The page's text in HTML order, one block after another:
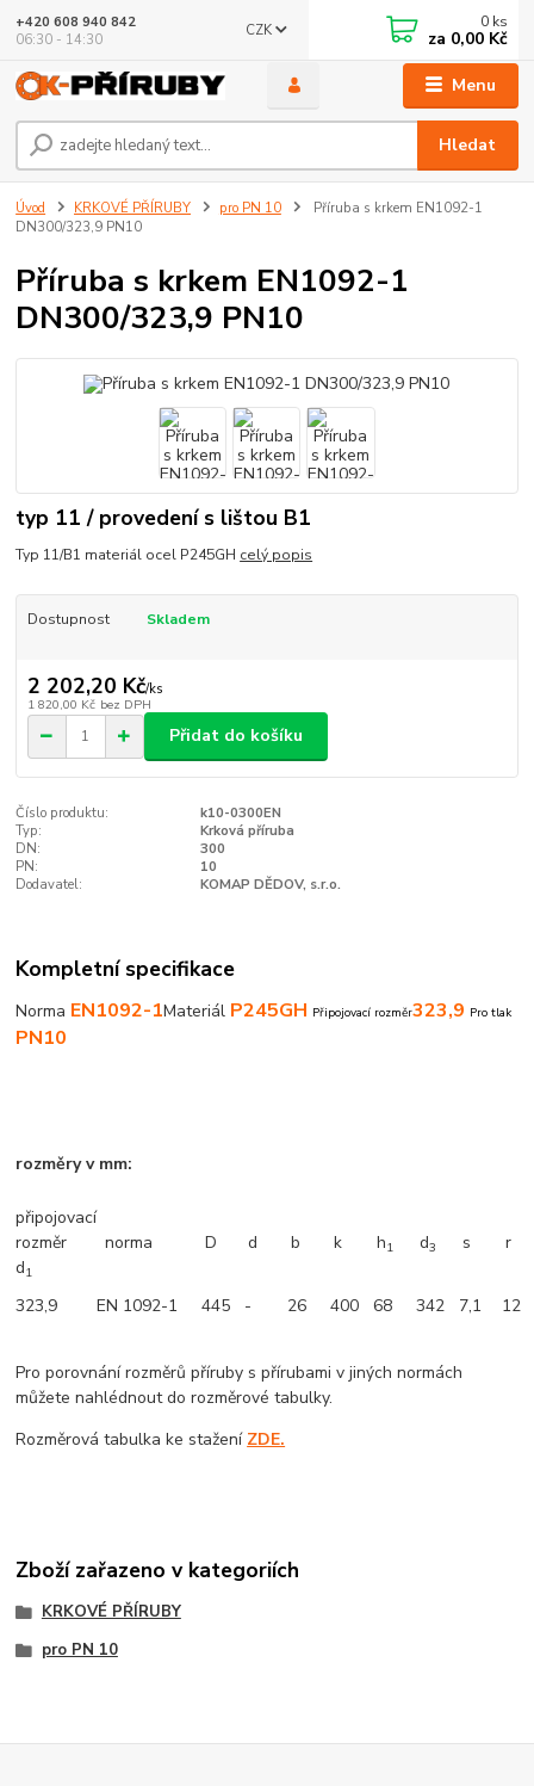
Menu
CZK
Hledat
+420 608 940 842
06:30 - 14:30
0 ks
za 0,00 Kč
Úvod KRKOVÉ PŘÍRUBY pro PN 10
Příruba s krkem EN1092-1
DN300/323,9 PN10
Příruba s krkem EN1092-1
DN300/323,9 PN10
typ 11 / provedení s lištou B1
Typ 11/B1 materiál ocel P245GH celý popis
Dostupnost Skladem
2 202,20 Kč/ks
1 820,00 Kč bez DPH
Přidat do košíku
Číslo produktu:
k10-0300EN
Typ:
Krková příruba
DN:
300
PN:
10
Dodavatel:
KOMAP DĚDOV, s.r.o.
Kompletní specifikace
Norma EN1092-1Materiál P245GH Připojovací rozměr323,9 Pro tlak
PN10
rozměry v mm:
připojovací
rozměr
d1
norma D d b k h1 d3 s r
323,9 EN 1092-1 445 - 26 400 68 342 7,1 12
Pro porovnání rozměrů příruby s přírubami v jiných normách
můžete nahlédnout do rozměrové tabulky.
Rozměrová tabulka ke stažení ZDE.
Zboží zařazeno v kategoriích
KRKOVÉ PŘÍRUBY
pro PN 10